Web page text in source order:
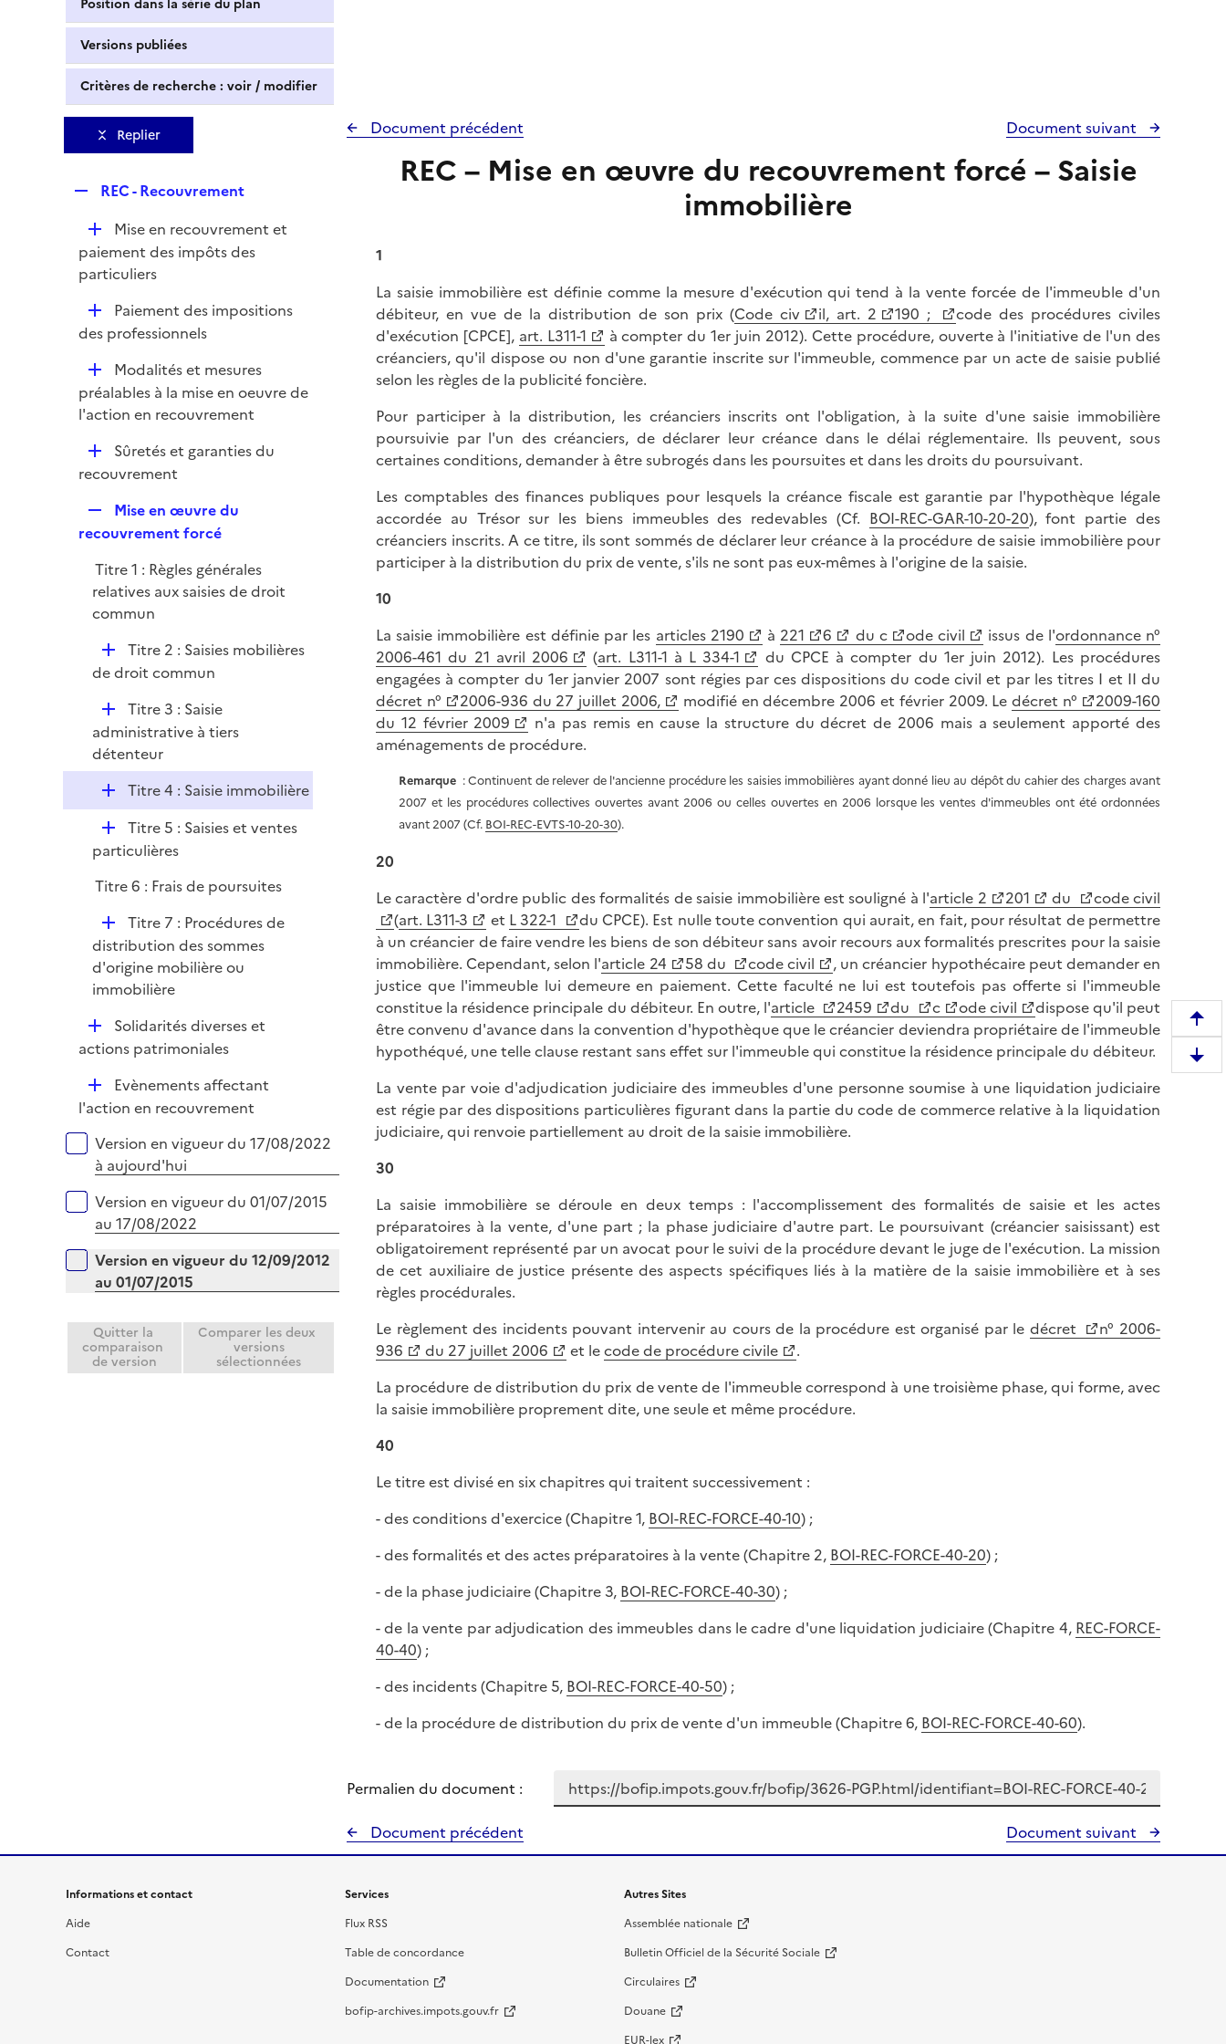
Position dans la série du plan
Versions publiées
Critères de recherche : voir / modifier
Replier
p
l
i
e
r
REC - Recouvrement
D
é
p
e
Mise en recouvrement et
paiement des impôts des
particuliers
D
é
i
e
Paiement des impositions
des professionnels
D
é
p
e
Modalités et mesures
préalables à la mise en oeuvre de
l'action en recouvrement
D
é
i
e
r
Sûretés et garanties du
recouvrement
e
l
i
e
r
Mise en œuvre du
recouvrement forcé
Titre 1 : Règles générales
relatives aux saisies de droit
commun
D
é
i
e
Titre 2 : Saisies mobilières
de droit commun
D
é
p
l
r
Titre 3 : Saisie
administrative à tiers
détenteur
D
é
l
e
Titre 4 : Saisie immobilière
D
é
l
e
r
Titre 5 : Saisies et ventes
particulières
Titre 6 : Frais de poursuites
D
é
p
l
e
r
Titre 7 : Procédures de
distribution des sommes
d'origine mobilière ou
immobilière
D
é
i
e
r
Solidarités diverses et
actions patrimoniales
D
é
l
i
e
Evènements affectant
l'action en recouvrement
Versions sur la période
Version en vigueur du 17/08/2022
à aujourd'hui
Version en vigueur du 01/07/2015
au 17/08/2022
Version en vigueur du 12/09/2012
au 01/07/2015
Quitter la
comparaison
de version
Comparer les deux
versions
sélectionnées
Document précédent Document suivant
REC – Mise en œuvre du recouvrement forcé – Saisie
immobilière
1
La saisie immobilière est définie comme la mesure d'exécution qui tend à la vente forcée de l'immeuble d'un
débiteur, en vue de la distribution de son prix (Code civ il, art. 2 190 ;
code des procédures civiles
d'exécution [CPCE], art. L311-1
à compter du 1er juin 2012). Cette procédure, ouverte à l'initiative de l'un des
créanciers, qu'il dispose ou non d'une garantie inscrite sur l'immeuble, commence par un acte de saisie publié
selon les règles de la publicité foncière.
Pour participer à la distribution, les créanciers inscrits ont l'obligation, à la suite d'une saisie immobilière
poursuivie par l'un des créanciers, de déclarer leur créance dans le délai réglementaire. Ils peuvent, sous
certaines conditions, demander à être subrogés dans les poursuites et dans les droits du poursuivant.
Les comptables des finances publiques pour lesquels la créance fiscale est garantie par l'hypothèque légale
accordée au Trésor sur les biens immeubles des redevables (Cf. BOI-REC-GAR-10-20-20), font partie des
créanciers inscrits. A ce titre, ils sont sommés de déclarer leur créance à la procédure de saisie immobilière pour
participer à la distribution du prix de vente, s'ils ne sont pas eux-mêmes à l'origine de la saisie.
10
La saisie immobilière est définie par les articles 2190 à 221 6 du c ode civil issus de l'ordonnance n°
2006-461 du 21 avril 2006
(art. L311-1 à L 334-1
du CPCE à compter du 1er juin 2012). Les procédures
engagées à compter du 1er janvier 2007 sont régies par ces dispositions du code civil et par les titres I et II du
décret n°
2006-936 du 27 juillet 2006, modifié en décembre 2006 et février 2009. Ledécret n°
2009-160
du 12 février 2009
n'a pas remis en cause la structure du décret de 2006 mais a seulement apporté des
aménagements de procédure.
Remarque : Continuent de relever de l'ancienne procédure les saisies immobilières ayant donné lieu au dépôt du cahier des charges avant
2007 et les procédures collectives ouvertes avant 2006 ou celles ouvertes en 2006 lorsque les ventes d'immeubles ont été ordonnées
avant 2007 (Cf. BOI-REC-EVTS-10-20-30).
20
Le caractère d'ordre public des formalités de saisie immobilière est souligné à l'article 2 201 du
code civil
(art. L311-3 et L 322-1
du CPCE). Est nulle toute convention qui aurait, en fait, pour résultat de permettre
à un créancier de faire vendre les biens de son débiteur sans avoir recours aux formalités prescrites pour la saisie
immobilière. Cependant, selon l'article 24 58 du code civil
, un créancier hypothécaire peut demander en
justice que l'immeuble lui demeure en paiement. Cette faculté ne lui est toutefois pas offerte si l'immeuble
constitue la résidence principale du débiteur. En outre, l'article 2459 du c ode civil
dispose qu'il peut
être convenu d'avance dans la convention d'hypothèque que le créancier deviendra propriétaire de l'immeuble
hypothéqué, une telle clause restant sans effet sur l'immeuble qui constitue la résidence principale du débiteur.
La vente par voie d'adjudication judiciaire des immeubles d'une personne soumise à une liquidation judiciaire
est régie par des dispositions particulières figurant dans la partie du code de commerce relative à la liquidation
judiciaire, qui renvoie partiellement au droit de la saisie immobilière.
30
La saisie immobilière se déroule en deux temps : l'accomplissement des formalités de saisie et les actes
préparatoires à la vente, d'une part ; la phase judiciaire d'autre part. Le poursuivant (créancier saisissant) est
obligatoirement représenté par un avocat pour le suivi de la procédure devant le juge de l'exécution. La mission
de cet auxiliaire de justice présente des aspects spécifiques liés à la matière de la saisie immobilière et à ses
règles procédurales.
Le règlement des incidents pouvant intervenir au cours de la procédure est organisé par le décret
n° 2006-
936
du 27 juillet 2006 et lecode de procédure civile
.
La procédure de distribution du prix de vente de l'immeuble correspond à une troisième phase, qui forme, avec
la saisie immobilière proprement dite, une seule et même procédure.
40
Le titre est divisé en six chapitres qui traitent successivement :
- des conditions d'exercice (Chapitre 1, BOI-REC-FORCE-40-10) ;
- des formalités et des actes préparatoires à la vente (Chapitre 2, BOI-REC-FORCE-40-20) ;
- de la phase judiciaire (Chapitre 3, BOI-REC-FORCE-40-30) ;
- de la vente par adjudication des immeubles dans le cadre d'une liquidation judiciaire (Chapitre 4, REC-FORCE-
40-40) ;
- des incidents (Chapitre 5, BOI-REC-FORCE-40-50) ;
- de la procédure de distribution du prix de vente d'un immeuble (Chapitre 6, BOI-REC-FORCE-40-60).
Permalien du document :
Document précédent
Document suivant
e
m
D
Informations et contact
Aide
Contact
Services
Flux RSS
Table de concordance
Documentation
bofip-archives.impots.gouv.fr
Autres Sites
Assemblée nationale
Bulletin Officiel de la Sécurité Sociale
Circulaires
Douane
EUR-lex